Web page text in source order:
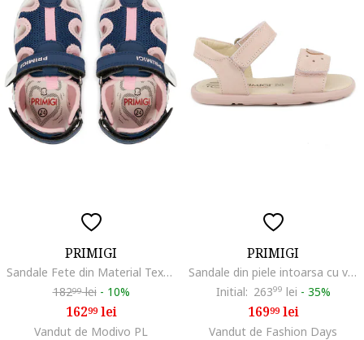
PRIMIGI
Sandale Fete din Material Textil, Roz/Albastru
18299lei - 10%
16299lei
Vandut de Modivo PL
PRIMIGI
Sandale din piele intoarsa cu varf decupat, Roz pal
Initial: 26399 lei - 35%
16999lei
Vandut de Fashion Days